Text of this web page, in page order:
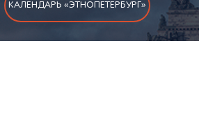
КАЛЕНДАРЬ «ЭТНОПЕТЕРБУРГ»